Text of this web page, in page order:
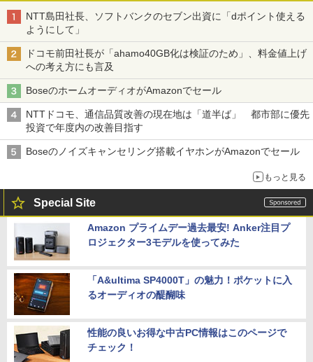
NTT島田社長、ソフトバンクのセブン出資に「dポイント使える
ようにして」
ドコモ前田社長が「ahamo40GB化は検証のため」、料金値上げ
への考え方にも言及
BoseのホームオーディオがAmazonでセール
NTTドコモ、通信品質改善の現在地は「道半ば」 都市部に優先
投資で年度内の改善目指す
Boseのノイズキャンセリング搭載イヤホンがAmazonでセール
もっと見る
Special Site
Amazon プライムデー過去最安! Anker注目プ
ロジェクター3モデルを使ってみた
「A&ultima SP4000T」の魅力！ポケットに入
るオーディオの醍醐味
性能の良いお得な中古PC情報はこのページで
チェック！